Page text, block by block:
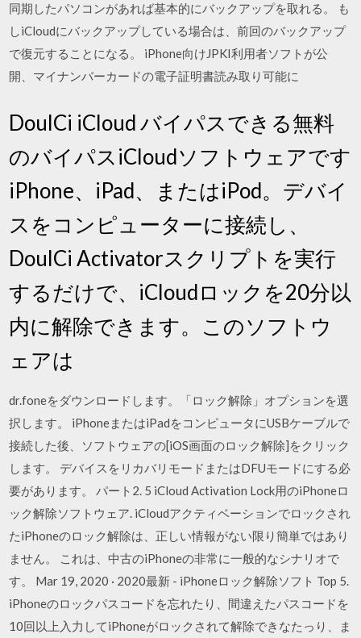
同期したパソコンがあれば基本的にバックアップを取れる。 も
しiCloudにバックアップしている場合は、前回のバックアップ
で復元することになる。 iPhone向けJPKI利用者ソフトが公
開、マイナンバーカードの電子証明書読み取り可能に
DoulCi iCloud バイパスできる無料
のバイパスiCloudソフトウェアです
iPhone、iPad、またはiPod。デバイ
スをコンピューターに接続し、
DoulCi Activatorスクリプトを実行
するだけで、iCloudロックを20分以
内に解除できます。このソフトウ
ェアは
dr.foneをダウンロードします。「ロック解除」オプションを選
択します。 iPhoneまたはiPadをコンピュータにUSBケーブルで
接続した後、ソフトウェアの[iOS画面のロック解除]をクリック
します。 デバイスをリカバリモードまたはDFUモードにする必
要があります。 パート2. 5 iCloud Activation Lock用のiPhoneロ
ック解除ソフトウェア. iCloudアクティベーションでロックされ
たiPhoneのロック解除は、正しい情報がない限り簡単ではあり
ません。 これは、中古のiPhoneの非常に一般的なシナリオで
す。 Mar 19, 2020 · 2020最新 - iPhoneロック解除ソフト Top 5.
iPhoneのロックパスコードを忘れたり、間違えたパスコードを
10回以上入力してiPhoneがロックされて解除できなたっり、ま